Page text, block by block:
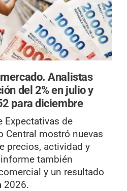
Analistas
del 2% en julio y
para diciembre
Expectativas de
Central mostró nuevas
precios, actividad y
también
y un resultado
2026.